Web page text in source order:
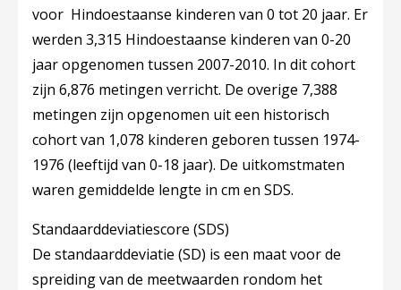
voor Hindoestaanse kinderen van 0 tot 20 jaar. Er
werden 3,315 Hindoestaanse kinderen van 0-20
jaar opgenomen tussen 2007-2010. In dit cohort
zijn 6,876 metingen verricht. De overige 7,388
metingen zijn opgenomen uit een historisch
cohort van 1,078 kinderen geboren tussen 1974-
1976 (leeftijd van 0-18 jaar). De uitkomstmaten
waren gemiddelde lengte in cm en SDS.
Standaarddeviatiescore (SDS)
De standaarddeviatie (SD) is een maat voor de
spreiding van de meetwaarden rondom het